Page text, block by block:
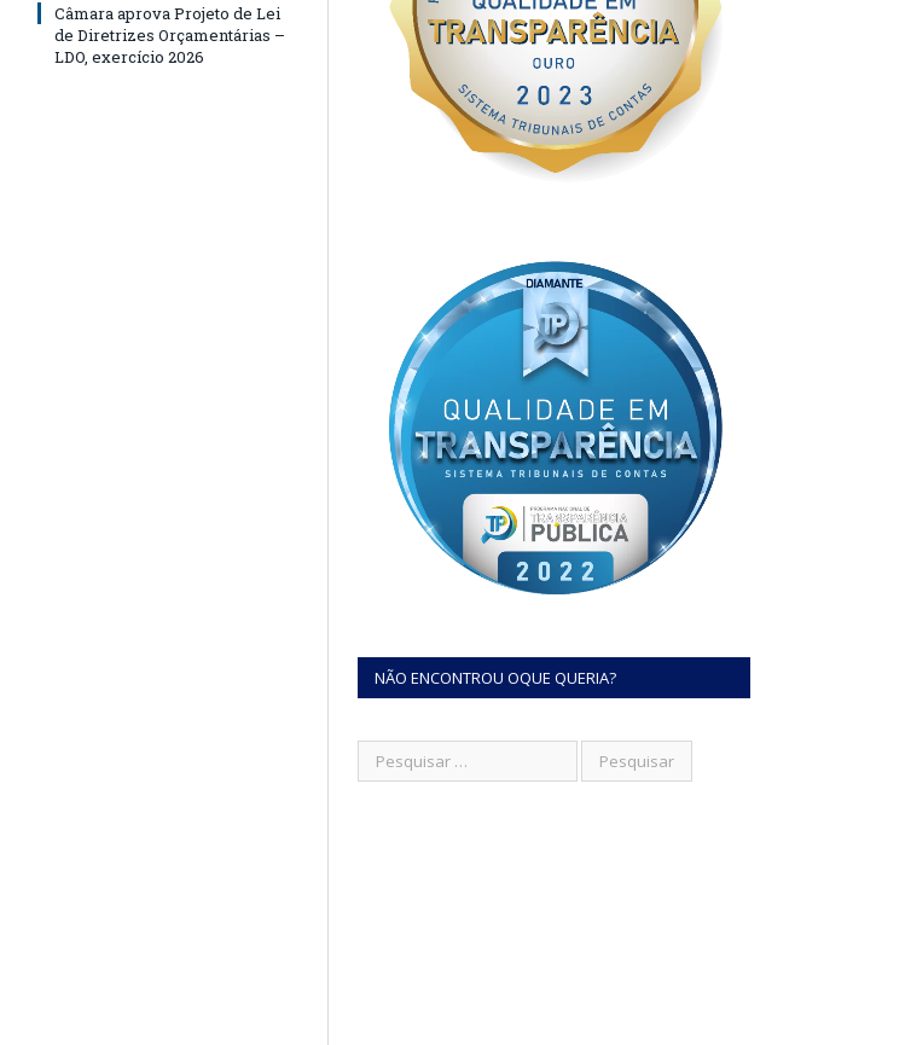
Câmara aprova Projeto de Lei
de Diretrizes Orçamentárias –
LDO, exercício 2026
NÃO ENCONTROU OQUE QUERIA?